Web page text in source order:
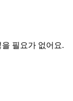
필요가 없어요.